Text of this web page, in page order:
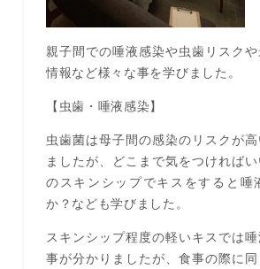
親子間での唾液感染や虫歯リスク
情報など様々な事を学びました。
【虫歯・唾液感染】
虫歯菌は母子間の感染のリスクが
ましたが、どこまで気をつければ
のスキンシップでキスをすると唾
か？なども学びました。
スキンシップ程度の軽いキスでは
事が分かりましたが、食事の際に